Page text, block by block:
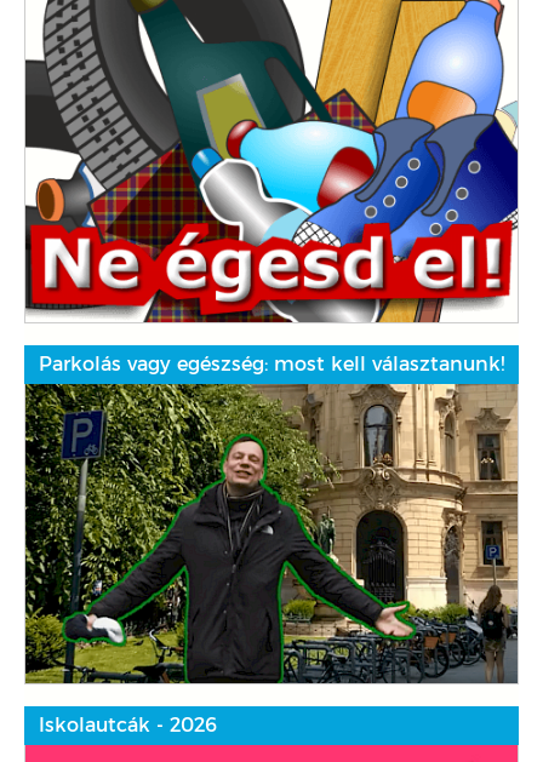
Parkolás vagy egészség: most kell választanunk!
Iskolautcák - 2026